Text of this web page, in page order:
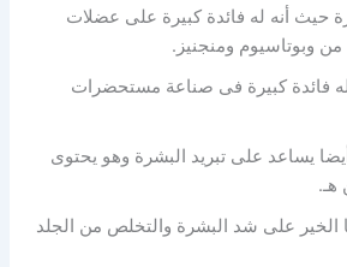
حيث أنه له فائدة كبيرة على عضلات
من وبوتاسيوم ومنجنيز.
فائدة كبيرة فى صناعة مستحضرات
يساعد على تبريد البشرة وهو يحتوى
هـ.
الخير على شد البشرة والتخلص من الجلد